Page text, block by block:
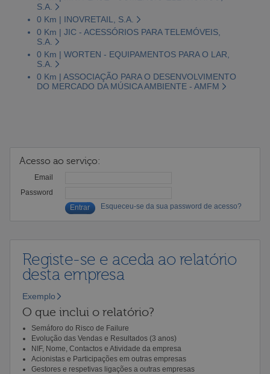
S.A.
0 Km | INOVRETAIL, S.A.
0 Km | JIC - ACESSÓRIOS PARA TELEMÓVEIS,
S.A.
0 Km | WORTEN - EQUIPAMENTOS PARA O LAR,
S.A.
0 Km | ASSOCIAÇÃO PARA O DESENVOLVIMENTO
DO MERCADO DA MÚSICA AMBIENTE - AMFM
Acesso ao serviço:
Email
Password
Esqueceu-se da sua password de acesso?
Registe-se e aceda ao relatório
desta empresa
Exemplo
O que inclui o relatório?
Semáforo do Risco de Failure
Evolução das Vendas e Resultados (3 anos)
NIF, Nome, Contactos e Atividade da empresa
Acionistas e Participações em outras empresas
Gestores e respetivas ligações a outras empresas